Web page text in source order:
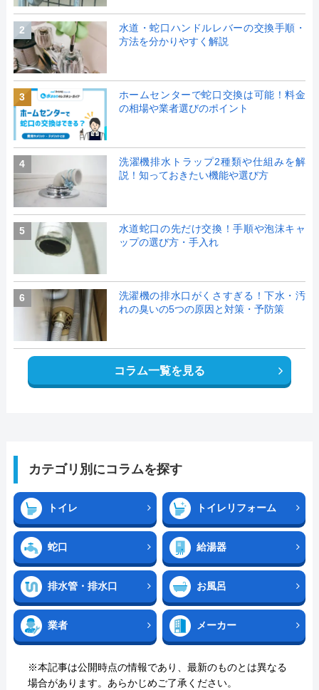
2
水道・蛇口ハンドルレバーの交換手順・
方法を分かりやすく解説
3
ホームセンターで蛇口交換は可能！料金
の相場や業者選びのポイント
4
洗濯機排水トラップ2種類や仕組みを解
説！知っておきたい機能や選び方
5
水道蛇口の先だけ交換！手順や泡沫キャ
ップの選び方・手入れ
6
洗濯機の排水口がくさすぎる！下水・汚
れの臭いの5つの原因と対策・予防策
コラム一覧を見る
カテゴリ別にコラムを探す
トイレ トイレリフォーム
蛇口 給湯器
排水管・排水口 お風呂
業者 メーカー
※本記事は公開時点の情報であり、最新のものとは異なる
場合があります。あらかじめご了承ください。